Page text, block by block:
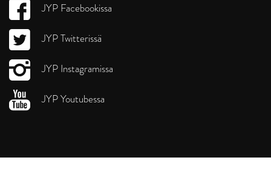
JYP Facebookissa
JYP Twitterissä
JYP Instagramissa
JYP Youtubessa